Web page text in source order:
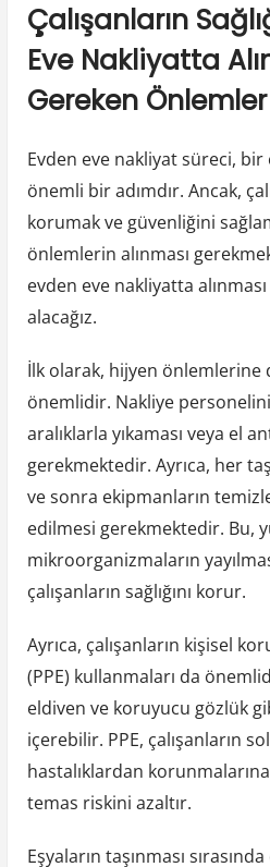
Çalışanların
Eve Nakliyatta
Gereken Önlemler
Evden eve nakliyat süreci, bir
önemli bir adımdır. Ancak,
korumak ve güvenliğini
önlemlerin alınması
evden eve nakliyatta
alacağız.
İlk olarak, hijyen önlemlerine
önemlidir. Nakliye
aralıklarla yıkaması veya el
gerekmektedir. Ayrıca, her
ve sonra ekipmanların
edilmesi gerekmektedir. Bu,
mikroorganizmaların
çalışanların sağlığını korur.
Ayrıca, çalışanların kişisel
(PPE) kullanmaları da
eldiven ve koruyucu gözlük
içerebilir. PPE, çalışanların
hastalıklardan
temas riskini azaltır.
Eşyaların taşınması